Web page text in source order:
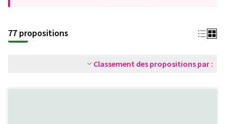
77 propositions
Classement des propositions par :